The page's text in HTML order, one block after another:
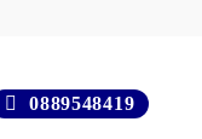
0889548419